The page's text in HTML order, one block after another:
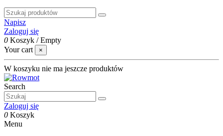
Napisz
Zaloguj się
0 Koszyk /Empty
Your cart
×
W koszyku nie ma jeszcze produktów
Search
Zaloguj się
0 Koszyk
Menu